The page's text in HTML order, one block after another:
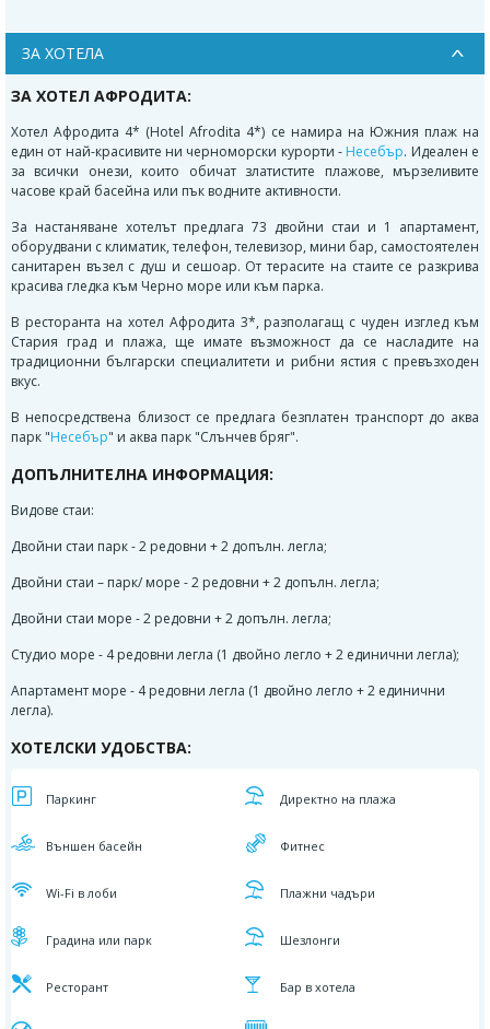
ЗА ХОТЕЛА
ЗА ХОТЕЛ АФРОДИТА:
Хотел Афродита 4* (Hotel Afrodita 4*) се намира на Южния плаж на
един от най-красивите ни черноморски курорти - Несебър. Идеален е
за всички онези, които обичат златистите плажове, мързеливите
часове край басейна или пък водните активности.
За настаняване хотелът предлага 73 двойни стаи и 1 апартамент,
оборудвани с климатик, телефон, телевизор, мини бар, самостоятелен
санитарен възел с душ и сешоар. От терасите на стаите се разкрива
красива гледка към Черно море или към парка.
В ресторанта на хотел Афродита 3*, разполагащ с чуден изглед към
Стария град и плажа, ще имате възможност да се насладите на
традиционни български специалитети и рибни ястия с превъзходен
вкус.
В непосредствена близост се предлага безплатен транспорт до аква
парк "Несебър" и аква парк "Слънчев бряг".
ДОПЪЛНИТЕЛНА ИНФОРМАЦИЯ:
Видове стаи:
Двойни стаи парк - 2 редовни + 2 допълн. легла;
Двойни стаи – парк/ море - 2 редовни + 2 допълн. легла;
Двойни стаи море - 2 редовни + 2 допълн. легла;
Студио море - 4 редовни легла (1 двойно легло + 2 единични легла);
Апартамент море - 4 редовни легла (1 двойно легло + 2 единични
легла).
ХОТЕЛСКИ УДОБСТВА:
Паркинг Директно на плажa
Външен басейн Фитнес
Wi-Fi в лоби Плажни чадъри
Градина или парк Шезлонги
Ресторант Бар в хотела